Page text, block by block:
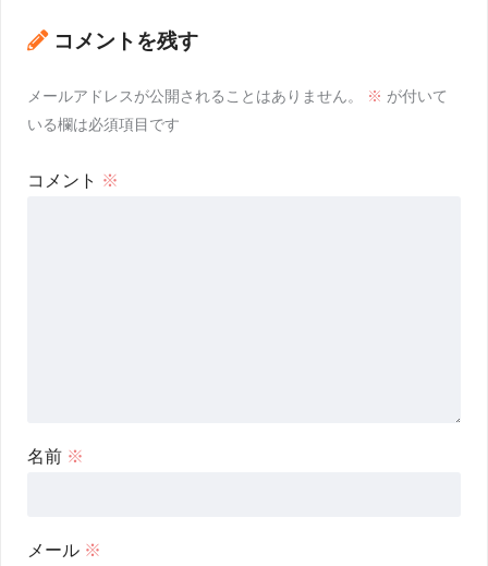
コメントを残す
メールアドレスが公開されることはありません。 ※ が付いて
いる欄は必須項目です
コメント ※
名前 ※
メール ※